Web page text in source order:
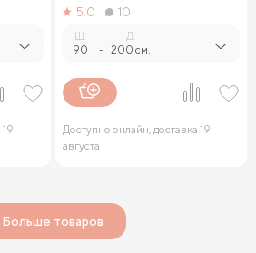
5.0
10
Ш.
90 -
Д.
200 см.
Доступно онлайн, доставка 19
августа
Больше товаров